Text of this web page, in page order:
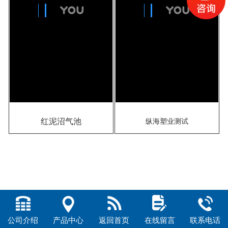
红泥沼气池 纵海塑业测试
公司介绍 产品中心 返回首页 在线留言 联系电话